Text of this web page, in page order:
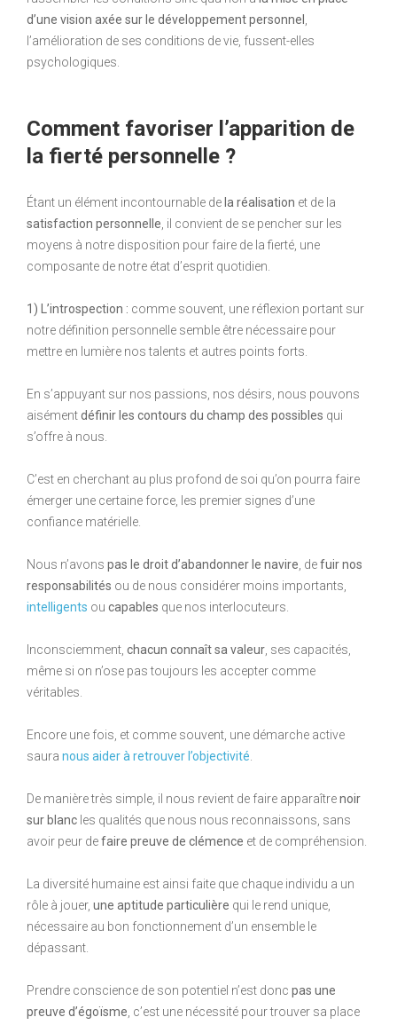
d’une vision axée sur le développement personnel
l’amélioration de ses conditions de vie, fussent-elles
psychologiques.
Comment favoriser l’apparition de
la fierté personnelle ?
Étant un élément incontournable de la réalisation et de la
satisfaction personnelle , il convient de se pencher sur les
moyens à notre disposition pour faire de la fierté, une
composante de notre état d’esprit quotidien.
1) L’introspection : comme souvent, une réflexion portant sur
notre définition personnelle semble être nécessaire pour
mettre en lumière nos talents et autres points forts.
En s’appuyant sur nos passions, nos désirs, nous pouvons
aisémentdéfinir les contours du champ des possibles qui
s’offre à nous.
C’est en cherchant au plus profond de soi qu’on pourra faire
émerger une certaine force, les premier signes d’une
confiance matérielle.
Nous n’avons pas le droit d’abandonner le navire , defuir nos
responsabilités ou de nous considérer moins importants,
intelligents ou capables que nos interlocuteurs.
Inconsciemment, chacun connaît sa valeur , ses capacités,
même si on n’ose pas toujours les accepter comme
véritables.
Encore une fois, et comme souvent, une démarche active
saura nous aider à retrouver l’objectivité
De manière très simple, il nous revient de faire apparaîtrenoir
sur blanc les qualités que nous nous reconnaissons, sans
avoir peur defaire preuve de clémence et de compréhension.
La diversité humaine est ainsi faite que chaque individu a un
rôle à jouer, une aptitude particulière qui le rend unique,
nécessaire au bon fonctionnement d’un ensemble le
dépassant.
Prendre conscience de son potentiel n’est donc pas une
preuve d’égoïsme , c’est une nécessité pour trouver sa place